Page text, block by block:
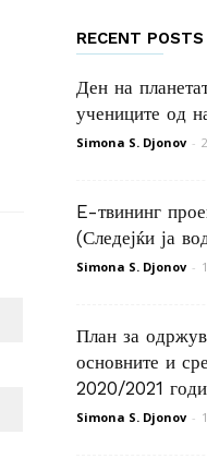
RECENT POSTS
Ден на
учениците од
Simona S. Djonov -
E-твининг
(Следејќи ја
Simona S. Djonov -
План за
основните и
2020/2021
Simona S. Djonov -